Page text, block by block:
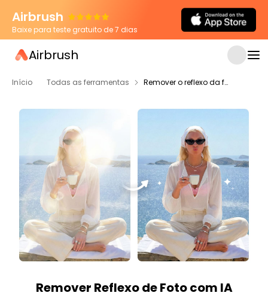
Airbrush
Baixe para teste gratuito de 7 dias
Airbrush
Início Todas as ferramentas Remover o reflexo da foto
Remover Reflexo de Foto com IA